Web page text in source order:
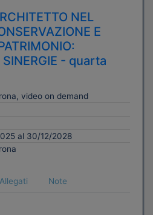
NEL
E
- quarta
video on demand
al 30/12/2028
Allegati
Note